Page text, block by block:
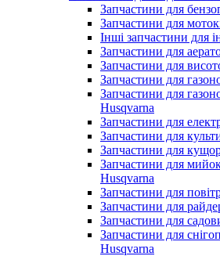
Запчастини для
Запчастини для
Інші запчастини для
Запчастини для
Запчастини для
Запчастини для
Запчастини для
Husqvarna
Запчастини для
Запчастини для
Запчастини для
Запчастини для
Husqvarna
Запчастини для
Запчастини для
Запчастини для
Запчастини для
Husqvarna